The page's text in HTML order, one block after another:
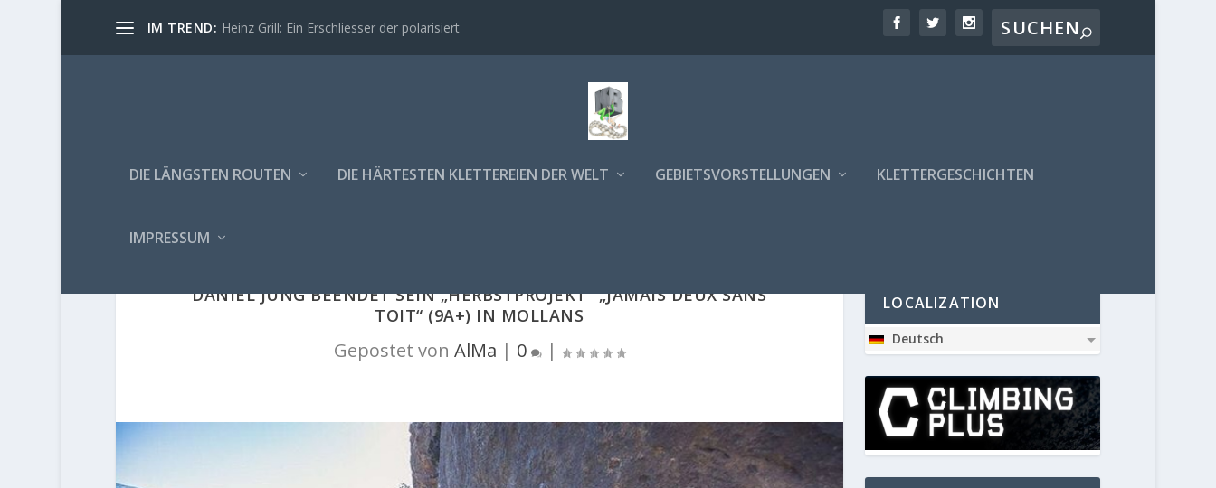
IM TREND: Heinz Grill: Ein Erschliesser der polarisiert
DIE LÄNGSTEN ROUTEN DIE HÄRTESTEN KLETTEREIEN DER WELT GEBIETSVORSTELLUNGEN KLETTERGESCHICHTEN
IMPRESSUM
DANIEL JUNG BEENDET SEIN „HERBSTPROJEKT“ „JAMAIS DEUX SANS
TOIT“ (9A+) IN MOLLANS
Gepostet von AlMa | 0 |
LOCALIZATION
Deutsch